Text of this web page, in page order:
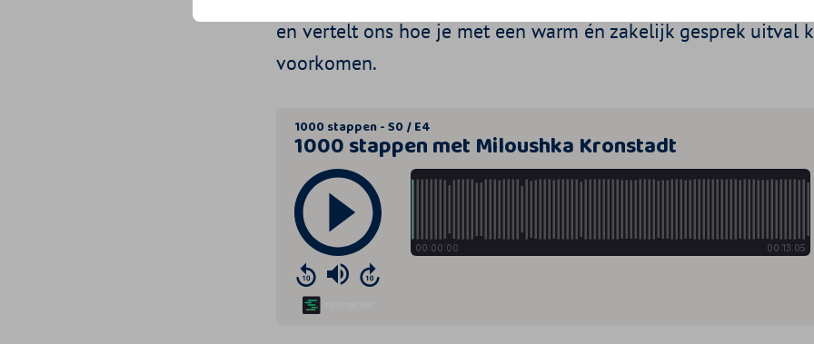
en vertelt ons hoe je met een warm én zakelijk gesprek uitval
voorkomen.